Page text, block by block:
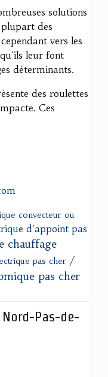
solutions
des
vers les
leur font
déterminants.
des roulettes
Ces
convecteur ou
d'appoint pas
chauffage
pas cher /
pas cher
Pas-de-